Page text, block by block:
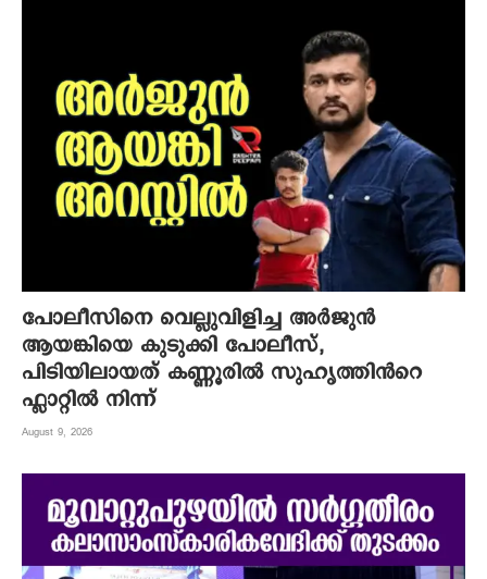
പോലീസിനെ വെല്ലുവിളിച്ച അർജുൻ
ആയങ്കിയെ കുടുക്കി പോലീസ്,
പിടിയിലായത് കണ്ണൂരിൽ സുഹൃത്തിൻറെ
ഫ്ലാറ്റിൽ നിന്ന്
August 9, 2026